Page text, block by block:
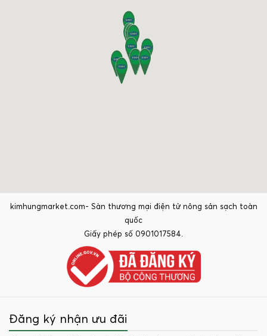
kimhungmarket.com- Sàn thương mại điện tử nông sản sạch toàn
quốc
Giấy phép số 0901017584.
Đăng ký nhận ưu đãi